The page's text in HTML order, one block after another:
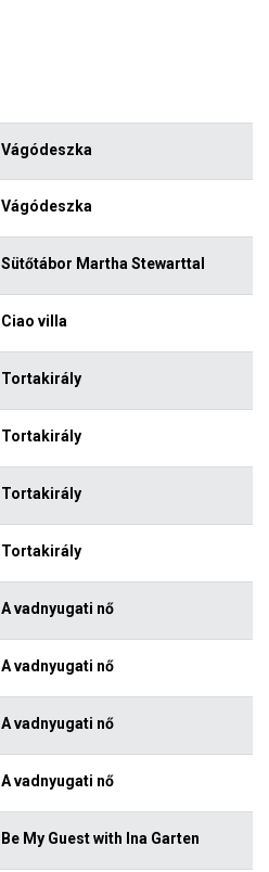
Vágódeszka
Vágódeszka
Sütőtábor Martha Stewarttal
Ciao villa
Tortakirály
Tortakirály
Tortakirály
Tortakirály
A vadnyugati nő
A vadnyugati nő
A vadnyugati nő
A vadnyugati nő
Be My Guest with Ina Garten